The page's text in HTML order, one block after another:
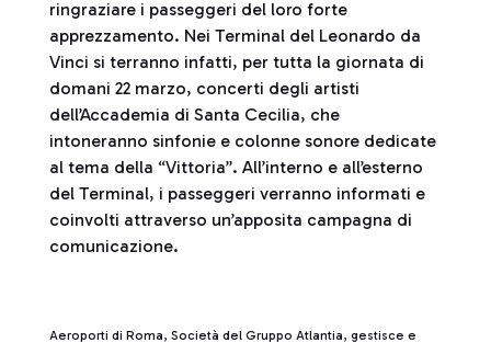
ringraziare i passeggeri del loro forte
apprezzamento. Nei Terminal del Leonardo da
Vinci si terranno infatti, per tutta la giornata di
domani 22 marzo, concerti degli artisti
dell’Accademia di Santa Cecilia, che
intoneranno sinfonie e colonne sonore dedicate
al tema della “Vittoria”. All’interno e all’esterno
del Terminal, i passeggeri verranno informati e
coinvolti attraverso un’apposita campagna di
comunicazione.
Aeroporti di Roma, Società del Gruppo Atlantia, gestisce e